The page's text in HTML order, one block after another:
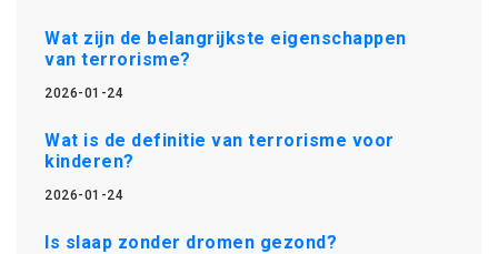
Wat zijn de belangrijkste eigenschappen
van terrorisme?
2026-01-24
Wat is de definitie van terrorisme voor
kinderen?
2026-01-24
Is slaap zonder dromen gezond?